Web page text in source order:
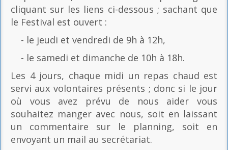
cliquant sur les liens ci-dessous ; sachant que
le Festival est ouvert :
- le jeudi et vendredi de 9h à 12h,
- le samedi et dimanche de 10h à 18h.
Les 4 jours, chaque midi un repas chaud est
servi aux volontaires présents ; donc si le jour
où vous avez prévu de nous aider vous
souhaitez manger avec nous, soit en laissant
un commentaire sur le planning, soit en
envoyant un mail au secrétariat.